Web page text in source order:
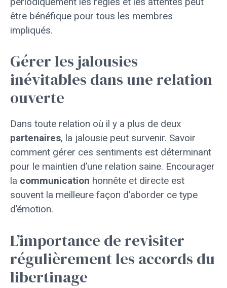
être bénéfique pour tous les membres
impliqués.
Gérer les jalousies
inévitables dans une relation
ouverte
Dans toute relation où il y a plus de deux
partenaires, la jalousie peut survenir. Savoir
comment gérer ces sentiments est déterminant
pour le maintien d’une relation saine. Encourager
la communication honnête et directe est
souvent la meilleure façon d’aborder ce type
d’émotion.
L’importance de revisiter
régulièrement les accords du
libertinage